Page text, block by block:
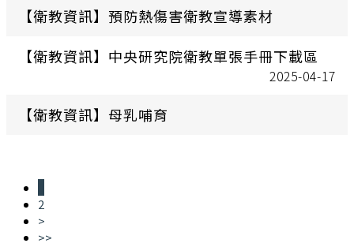
【衛教資訊】預防熱傷害衛教宣導素材
【衛教資訊】中央研究院衛教單張手冊下載區
2025-04-17
【衛教資訊】母乳哺育
2
>
>>